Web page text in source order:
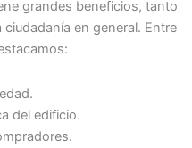
grandes beneficios, tanto
en general. Entre
del edificio.